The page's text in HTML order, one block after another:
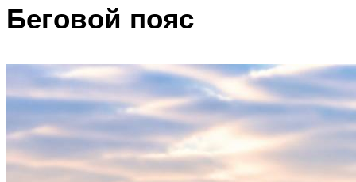
Беговой пояс